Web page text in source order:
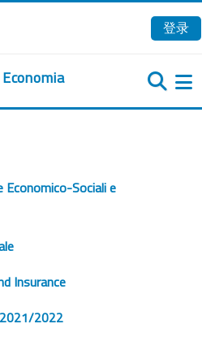
登录
Economico-Sociali e
Insurance
2022